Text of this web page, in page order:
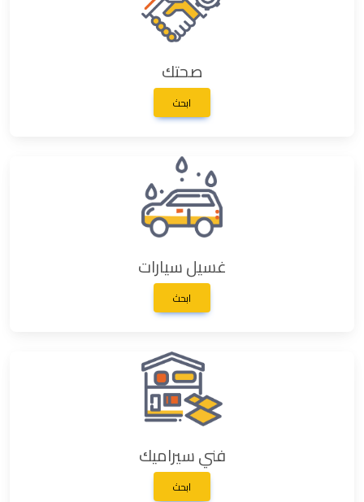
صحتك
ابحث
غسيل سيارات
ابحث
فني سيراميك
ابحث